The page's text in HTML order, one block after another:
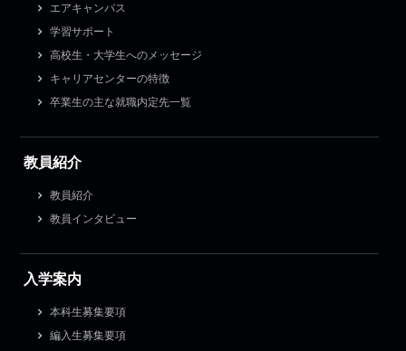
エアキャンパス
学習サポート
高校生・大学生へのメッセージ
キャリアセンターの特徴
卒業生の主な就職内定先一覧
教員紹介
教員紹介
教員インタビュー
入学案内
本科生募集要項
編入生募集要項